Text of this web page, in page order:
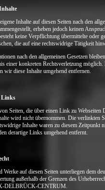
Inhalte auf diesen Seiten nach den
erheben jedoch keinen
keine Verpflichtung übermittelte oder
die auf eine rechtswidrige Tätigkeit
nach den allgemeinen Gesetzen
einer konkreten Rechtsverletzung
wir diese Inhalte umgehend entfernen.
die über einen Link zu Webseiten
wird nicht übernommen. Die verlinkten
Inhalte waren zu diesem Zeitpunkt
derartige Links umgehend entfernt.
auf diesen Seiten unterliegen dem
außerhalb der Grenzen des
DELBRÜCK-CENTRUM.